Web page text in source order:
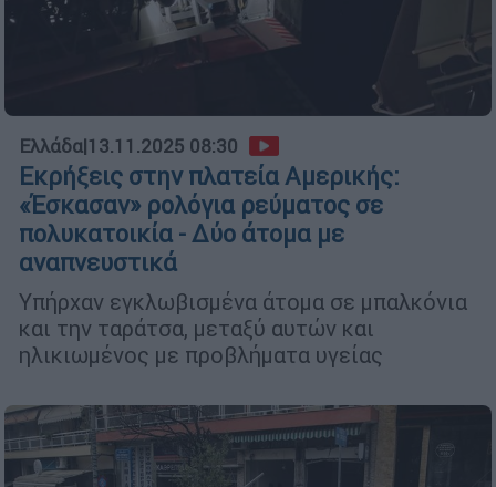
Ελλάδα|13.11.2025 08:30
Εκρήξεις στην πλατεία Αμερικής:
«Έσκασαν» ρολόγια ρεύματος σε
πολυκατοικία - Δύο άτομα με
αναπνευστικά
Υπήρχαν εγκλωβισμένα άτομα σε μπαλκόνια
και την ταράτσα, μεταξύ αυτών και
ηλικιωμένος με προβλήματα υγείας